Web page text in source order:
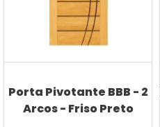
Porta Pivotante BBB - 2
Arcos - Friso Preto